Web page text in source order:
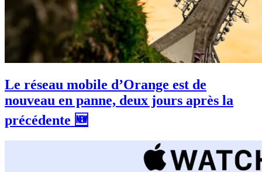
Le réseau mobile d’Orange est de
nouveau en panne, deux jours après la
précédente 🆕